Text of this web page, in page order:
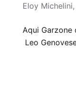
Eloy
Aqui
Leo